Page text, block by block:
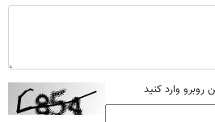
وارد کنید